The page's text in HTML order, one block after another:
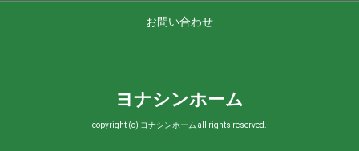
お問い合わせ
ヨナシンホーム
copyright (c) ヨナシンホーム all rights reserved.